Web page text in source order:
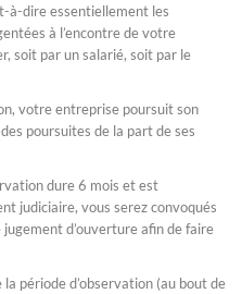
à-dire essentiellement les
à l’encontre de votre
soit par un salarié, soit par le
votre entreprise poursuit son
poursuites de la part de ses
dure 6 mois et est
judiciaire, vous serez convoqués
d’ouverture afin de faire
période d’observation (au bout de